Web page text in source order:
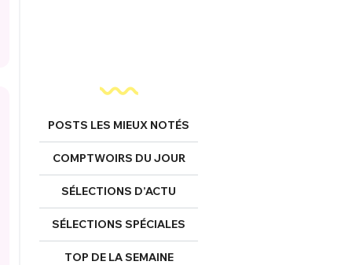
POSTS LES MIEUX NOTÉS
COMPTWOIRS DU JOUR
SÉLECTIONS D’ACTU
SÉLECTIONS SPÉCIALES
TOP DE LA SEMAINE